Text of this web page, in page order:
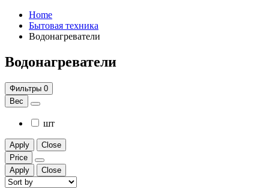
Home
Бытовая техника
Водонагреватели
Водонагреватели
Фильтры 0
Вес
шт
Apply
Close
Price
Apply
Close